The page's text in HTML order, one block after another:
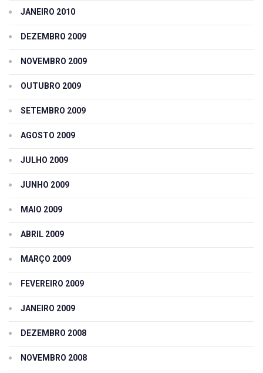
JANEIRO 2010
DEZEMBRO 2009
NOVEMBRO 2009
OUTUBRO 2009
SETEMBRO 2009
AGOSTO 2009
JULHO 2009
JUNHO 2009
MAIO 2009
ABRIL 2009
MARÇO 2009
FEVEREIRO 2009
JANEIRO 2009
DEZEMBRO 2008
NOVEMBRO 2008